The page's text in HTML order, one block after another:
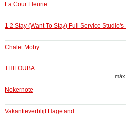
La Cour Fleurie
1 2 Stay (Want To Stay) Full Service
Chalet Moby
THILOUBA
máx.
Nokernote
Vakantieverblijf Hageland